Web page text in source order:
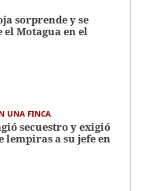
sorprende y se
el Motagua en el
UNA FINCA
secuestro y exigió
lempiras a su jefe en